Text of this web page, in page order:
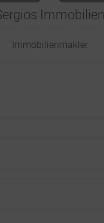
Immobilien
Immobilienmakler